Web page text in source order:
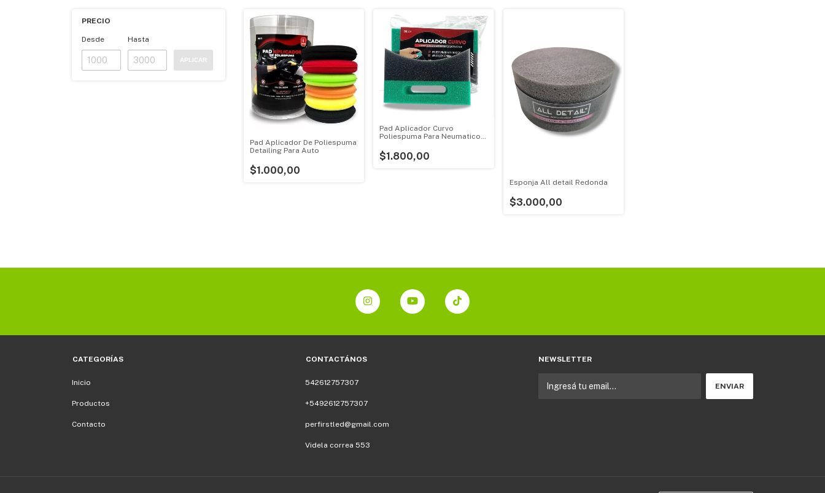
PRECIO
Desde Hasta
APLICAR
Pad Aplicador De Poliespuma
Detailing Para Auto
$1.000,00
Pad Aplicador Curvo
Poliespuma Para Neumaticos
$1.800,00
Esponja All detail Redonda
$3.000,00
CATEGORÍAS
Inicio
Productos
Contacto
CONTACTÁNOS
542612757307
+5492612757307
perfirstled@gmail.com
Videla correa 553
NEWSLETTER